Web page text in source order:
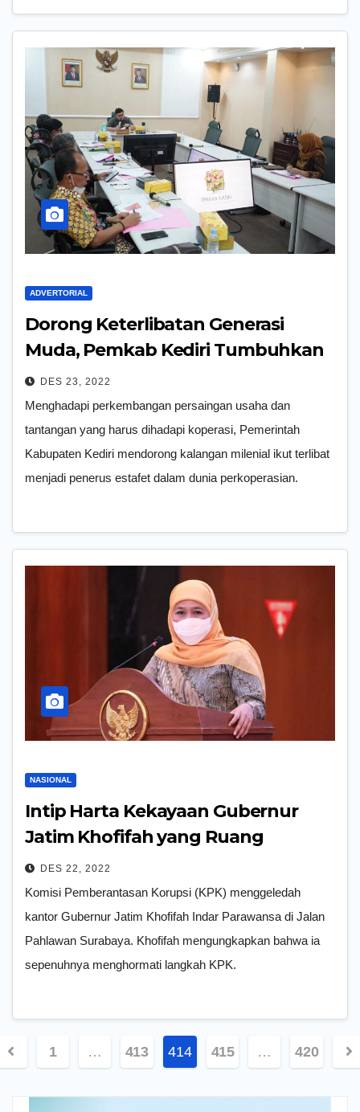
ADVERTORIAL
Dorong Keterlibatan Generasi
Muda, Pemkab Kediri Tumbuhkan
Koperasi Milenial
DES 23, 2022
Menghadapi perkembangan persaingan usaha dan
tantangan yang harus dihadapi koperasi, Pemerintah
Kabupaten Kediri mendorong kalangan milenial ikut terlibat
menjadi penerus estafet dalam dunia perkoperasian.
NASIONAL
Intip Harta Kekayaan Gubernur
Jatim Khofifah yang Ruang
Kerjanya Digeledah KPK
DES 22, 2022
Komisi Pemberantasan Korupsi (KPK) menggeledah
kantor Gubernur Jatim Khofifah Indar Parawansa di Jalan
Pahlawan Surabaya. Khofifah mengungkapkan bahwa ia
sepenuhnya menghormati langkah KPK.
1 … 413 414 415 … 420